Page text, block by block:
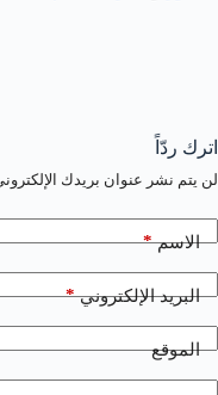
اترك ردّاً
لن يتم نشر عنوان بريدك
الاسم*
البريد الإلكتروني*
الموقع